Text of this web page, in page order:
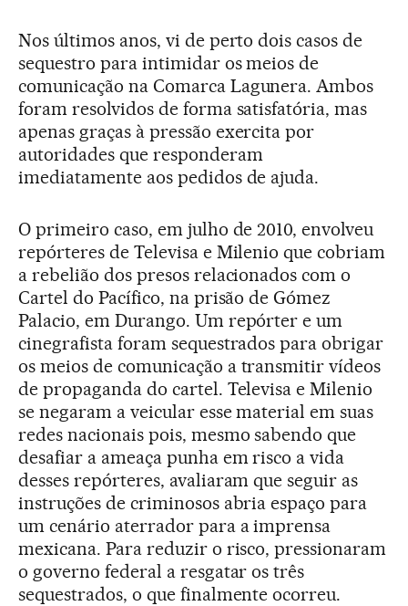
Nos últimos anos, vi de perto dois casos de
sequestro para intimidar os meios de
comunicação na Comarca Lagunera. Ambos
foram resolvidos de forma satisfatória, mas
apenas graças à pressão exercita por
autoridades que responderam
imediatamente aos pedidos de ajuda.
O primeiro caso, em julho de 2010, envolveu
repórteres de Televisa e Milenio que cobriam
a rebelião dos presos relacionados com o
Cartel do Pacífico, na prisão de Gómez
Palacio, em Durango. Um repórter e um
cinegrafista foram sequestrados para obrigar
os meios de comunicação a transmitir vídeos
de propaganda do cartel. Televisa e Milenio
se negaram a veicular esse material em suas
redes nacionais pois, mesmo sabendo que
desafiar a ameaça punha em risco a vida
desses repórteres, avaliaram que seguir as
instruções de criminosos abria espaço para
um cenário aterrador para a imprensa
mexicana. Para reduzir o risco, pressionaram
o governo federal a resgatar os três
sequestrados, o que finalmente ocorreu.